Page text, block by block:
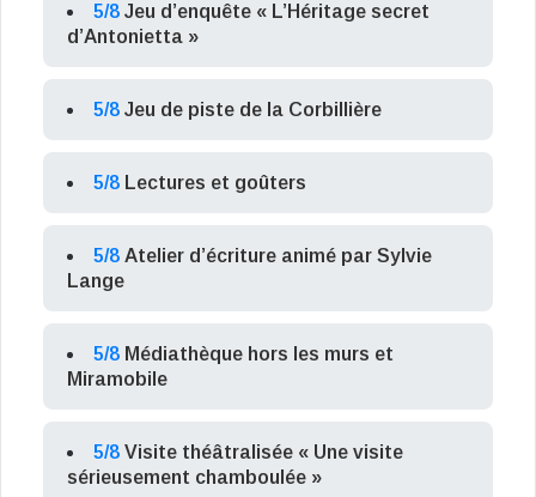
5/8 Jeu d’enquête « L’Héritage secret
d’Antonietta »
5/8 Jeu de piste de la Corbillière
5/8 Lectures et goûters
5/8 Atelier d’écriture animé par Sylvie
Lange
5/8 Médiathèque hors les murs et
Miramobile
5/8 Visite théâtralisée « Une visite
sérieusement chamboulée »